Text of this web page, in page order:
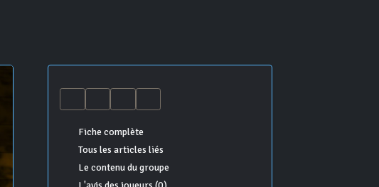
Fiche complète
Tous les articles liés
Le contenu du groupe